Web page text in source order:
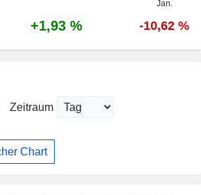
Jan.
+1,93 % -10,62 %
Zeitraum
Chart